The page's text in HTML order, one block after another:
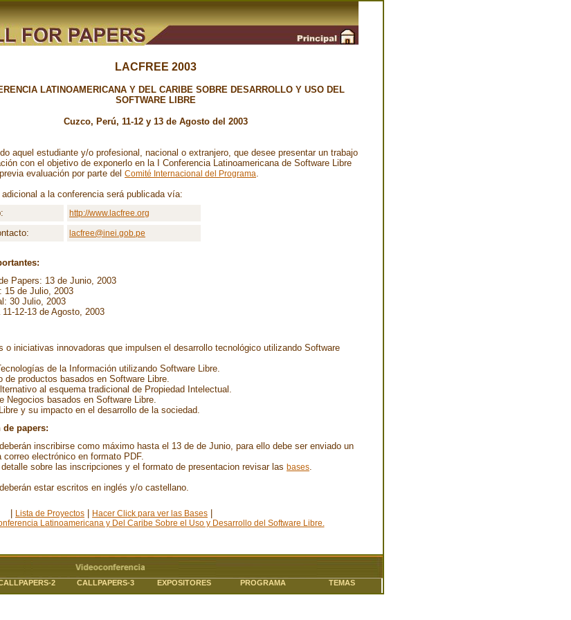
LACFREE 2003
LATINOAMERICANA Y DEL CARIBE SOBRE DESARROLLO Y USO DEL
SOFTWARE LIBRE
Cuzco, Perú, 11-12 y 13 de Agosto del 2003
aquel estudiante y/o profesional, nacional o extranjero, que desee presentar un trabajo
con el objetivo de exponerlo en la I Conferencia Latinoamericana de Software Libre
evaluación por parte del Comité Internacional del Programa.
adicional a la conferencia será publicada vía:
http://www.lacfree.org
lacfree@inei.gob.pe
Papers: 13 de Junio, 2003
15 de Julio, 2003
30 Julio, 2003
12-13 de Agosto, 2003
o iniciativas innovadoras que impulsen el desarrollo tecnológico utilizando Software
de la Información utilizando Software Libre.
de productos basados en Software Libre.
al esquema tradicional de Propiedad Intelectual.
Negocios basados en Software Libre.
y su impacto en el desarrollo de la sociedad.
de papers:
inscribirse como máximo hasta el 13 de de Junio, para ello debe ser enviado un
correo electrónico en formato PDF.
detalle sobre las inscripciones y el formato de presentacion revisar las bases.
estar escritos en inglés y/o castellano.
Lista de Proyectos Hacer Click para ver las Bases
Latinoamericana y Del Caribe Sobre el Uso y Desarrollo del Software Libre.
2 CALLPAPERS-3 EXPOSITORES PROGRAMA TEMAS